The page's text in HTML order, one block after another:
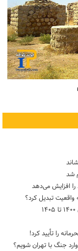
شد
افزایش می‌دهد
واقعیت تبدیل کرد؟
را تأیید کرد!
جنگ با تهران شویم؟